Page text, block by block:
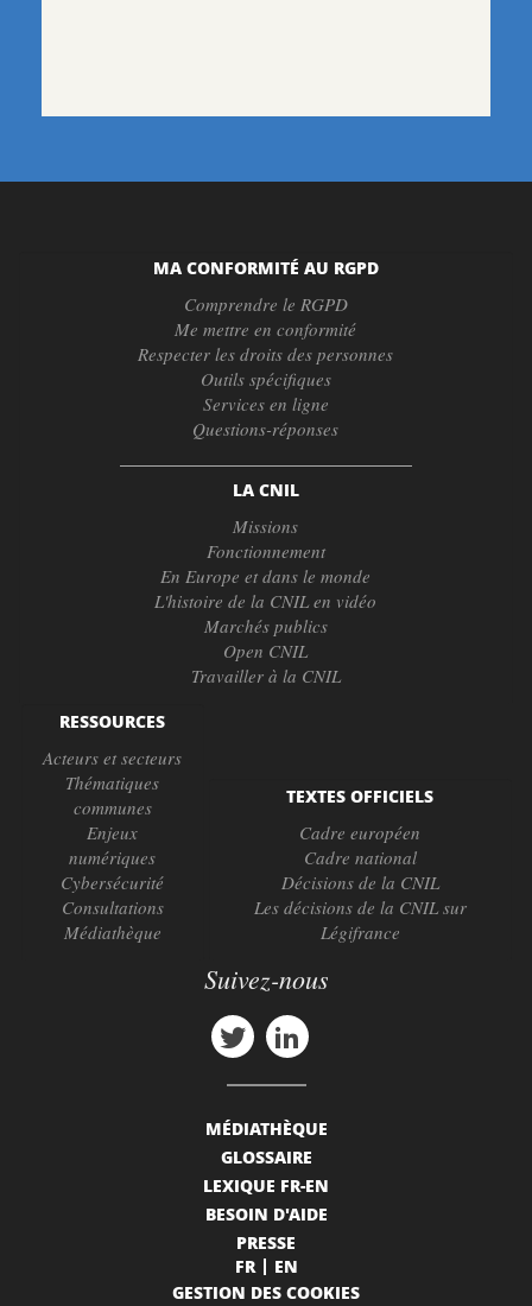
MA CONFORMITÉ AU RGPD
Comprendre le RGPD
Me mettre en conformité
Respecter les droits des personnes
Outils spécifiques
Services en ligne
Questions-réponses
LA CNIL
Missions
Fonctionnement
En Europe et dans le monde
L'histoire de la CNIL en vidéo
Marchés publics
Open CNIL
Travailler à la CNIL
RESSOURCES
Acteurs et secteurs
Thématiques
communes
Enjeux
numériques
Cybersécurité
Consultations
Médiathèque
TEXTES OFFICIELS
Cadre européen
Cadre national
Décisions de la CNIL
Les décisions de la CNIL sur
Légifrance
Suivez-nous
MÉDIATHÈQUE
GLOSSAIRE
LEXIQUE FR-EN
BESOIN D'AIDE
PRESSE
FR
EN
GESTION DES COOKIES